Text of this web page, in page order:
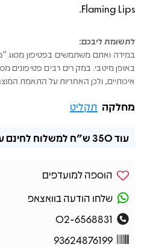
Flaming Lips.
לתשומת ליבכם:
במידה ואתם משתמשים בפטיפון מסוג
באופן מיטבי. במקרים רבים פטיפונים
איכותיים, ולכן האחריות על התאמת
מחלקה תקליט
עוד350 ש"ח למשלוח לחינם
הוספה למועדפים
שלחו הודעה בוואצאפ
02-6568831
93624876199